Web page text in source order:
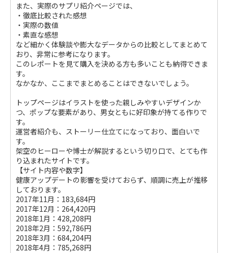
また、実際のサプリ紹介ページでは、
・徹底比較された感想
・実際の数値
・素直な感想
など細かく体験談や膨大なデータからの比較としてまとめて
おり、非常に参考になります。
このレポートを見て購入を決める方も多いことも納得できま
す。
なかなか、ここまでまとめることはできないでしょう。
トップページはイラストを使った親しみやすいデザインか
つ、ポップな要素があり、男女ともに好印象が持てる作りで
す。
運営者紹介も、ストーリー仕立てになっており、面白いで
す。
架空のヒーローや博士が解説するという切り口で、とても作
り込まれたサイトです。
【サイト内容や数字】
健康アップデートの影響を受けておらず、順調に売上が推移
しております。
2017年11月：183,684円
2017年12月：264,420円
2018年1月：428,208円
2018年2月：592,786円
2018年3月：684,204円
2018年4月：785,268円